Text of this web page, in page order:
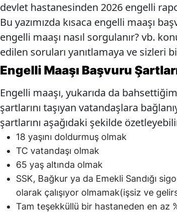
devlet hastanesinden 2026 engelli
Bu yazımızda kısaca engelli maaşı
engelli maaşı nasıl sorgulanır? vb.
edilen soruları yanıtlamaya ve sizleri
Engelli Maaşı Başvuru Ş
Engelli maaşı, yukarıda da
şartlarını taşıyan vatandaşlara
şartlarını aşağıdaki şekilde
18 yaşını doldurmuş olmak
TC vatandaşı olmak
65 yaş altında olmak
SSK, Bağkur ya da Emekli Sandığı
olarak çalışıyor olmamak(işsiz ve
Tam teşekküllü bir hastaneden en az